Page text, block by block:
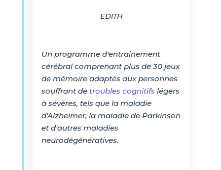
EDITH
Un programme d'entraînement
cérébral comprenant plus de 30 jeux
de mémoire adaptés aux personnes
souffrant de troubles cognitifs légers
à sévères, tels que la maladie
d'Alzheimer, la maladie de Parkinson
et d'autres maladies
neurodégénératives.